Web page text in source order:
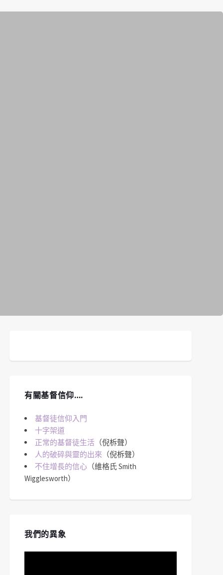
有關基督信仰….
基督徒信仰入門
十字架道
正常的基督徒生活 （倪柝聲）
人的破碎與靈的出來 （倪柝聲）
不住增長的信心 （維格氏 Smith
Wigglesworth）
我們的異象